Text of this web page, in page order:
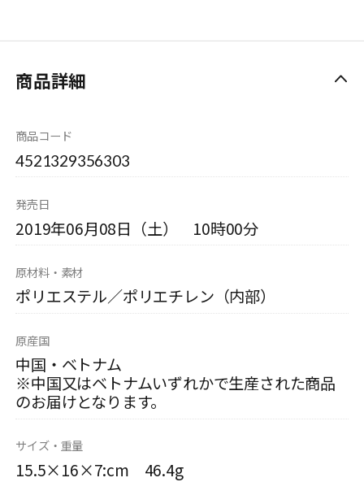
商品詳細
商品コード
4521329356303
発売日
2019年06月08日（土） 10時00分
原材料・素材
ポリエステル／ポリエチレン（内部）
原産国
中国・ベトナム
※中国又はベトナムいずれかで生産された商品
のお届けとなります。
サイズ・重量
15.5×16×7:cm 46.4g